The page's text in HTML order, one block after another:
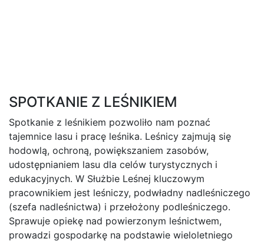
SPOTKANIE Z LEŚNIKIEM
Spotkanie z leśnikiem pozwoliło nam poznać
tajemnice lasu i pracę leśnika. Leśnicy zajmują się
hodowlą, ochroną, powiększaniem zasobów,
udostępnianiem lasu dla celów turystycznych i
edukacyjnych. W Służbie Leśnej kluczowym
pracownikiem jest leśniczy, podwładny nadleśniczego
(szefa nadleśnictwa) i przełożony podleśniczego.
Sprawuje opiekę nad powierzonym leśnictwem,
prowadzi gospodarkę na podstawie wieloletniego